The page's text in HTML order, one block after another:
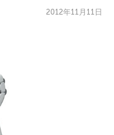
2012年11月11日